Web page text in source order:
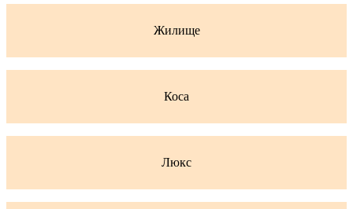
Жилище
Коса
Люкс